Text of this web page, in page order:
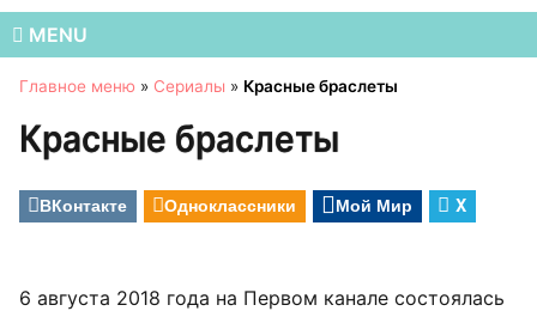
MENU
Главное меню » Сериалы » Красные браслеты
Красные браслеты
ВКонтакте Одноклассники Мой Мир X
6 августа 2018 года на Первом канале состоялась